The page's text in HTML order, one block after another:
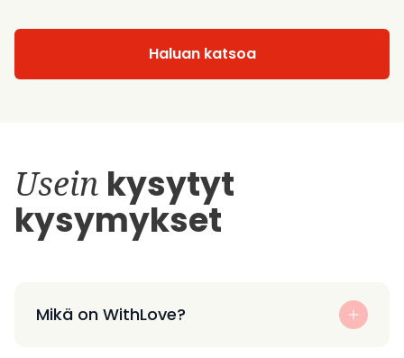
Haluan katsoa
Usein kysytyt
kysymykset
Mikä on WithLove?